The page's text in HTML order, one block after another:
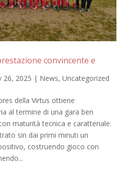
convincente e
26, 2025 | News, Uncategorized
della Virtus ottiene
al termine di una gara ben
maturità tecnica e caratteriale.
sin dai primi minuti un
costruendo gioco con